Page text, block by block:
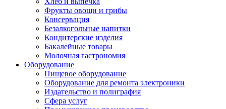
Фрукты овощи и грибы
Консервация
Безалкогольные напитки
Кондитерские изделия
Бакалейные товары
Молочная гастрономия
Оборудование
Пищевое оборудование
Оборудование для ремонта электроники
Издательство и полиграфия
Сфера услуг